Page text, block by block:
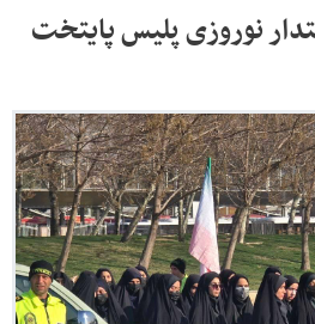
نوروزی پلیس پایتخت